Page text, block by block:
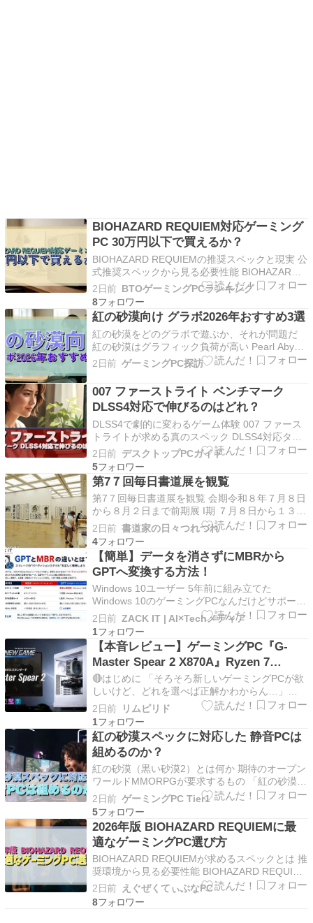
BIOHAZARD REQUIEM対応ゲーミング
PC 30万円以下で買えるか？
BIOHAZARD REQUIEMの推奨スペックと現実 公
式推奨スペックから見る必要性能 BIOHAZARD
REQUIEMは最新のREエンジン9を採用し、フォ
トリアルなグラフィックスと高度なレイトレーシ
ング表現を実現したタイトルとして注目を集めて
います。 公式が発表している推奨…
2日前 BTOゲーミングPCランキング
8
紅の砂漠向け グラボ2026年おすすめ3選
紅の砂漠をどのグラボで遊ぶか、それが問題だ
紅の砂漠はグラフィック負荷が高い Pearl Abyss
が手がける紅の砂漠は、オープンワールドアクシ
ョンRPGとして長らく注目を集めてきた作品で
す。 同スタジオの黒い砂漠で培ったグラフィッ
ク技術をさらに押し進めた本作は、広大なフィー
ルド…
2日前 ゲーミングPC探訪
007 ファーストライト ベンチマーク
DLSS4対応で伸びるのはどれ？
DLSS4で劇的に変わるゲーム体験 007 ファース
トライトが求める真のスペック DLSS4対応タイ
トルとして注目を集める007 ファーストライト
は、GeForce RTX 50シリーズで最も性能を発揮
するゲームの一つといえます。 従来のDLSS3ま
でとは異なり、DLSS4ではマ…
2日前 デスクトップPCガイド
5
第7７回毎日書道展を観覧
第7７回毎日書道展を観覧 会期令和８年７月８日
から８月２日まで前期展 I期 ７月８日から１３日
II期 ７月１５日から２０日 漢字、大字書、篆
刻、刻字後期展 I期 ７月２２日から２７日II期 ７
月２９日から８月２日かな、近代詩文書、前衛書
令和８年7月2３日、標記の毎日書道展を新国…
2日前 書道家の日々つれづれ
4
【簡単】データを消さずにMBRから
GPTへ変換する方法！
Windows 10ユーザー 5年前に組み立てた
Windows 10のゲーミングPCなんだけどサポート
期間延長でだましだまし使ってきたけどそろそろ
Windows 11にアップデートしようと思ったら対
応してないって出てきた。 Kotack(ZACK IT編集)
Windows 10…
2日前 ZACK IT | AI×Techメディア
1
【本音レビュー】ゲーミングPC『G-
Master Spear 2 X870A』Ryzen 7
9700X・RTX 5060 Ti (16GB)搭載。最強
スペックを誇るマジでヤバイ大人気おす
すめモデル【サイコム】
🔴はじめに 「そろそろ新しいゲーミングPCが欲
しいけど、どれを選べば正解かわからん…」
「買った後に『もっとスペック上げとけばよかっ
た』って後悔したくない！」 そんな悩みを抱え
てるそこの自分、ちょっと待った！✋✨ 今回紹
介するのは、あのBTO界の最高峰・サイコム
（Syc…
2日前
リムピリド
1
紅の砂漠スペックに対応した 静音PCは
組めるのか？
紅の砂漠（黒い砂漠2）とは何か 期待のオープン
ワールドMMORPGが要求するもの 「紅の砂漠」
は、黒い砂漠で知られるPearl Abyssが開発中の
オープンワールドアクションRPGです。 長年に
わたって開発情報が小出しにされてきたこのタイ
トルは、公開されているトレーラーやデモ映像…
2日前 ゲーミングPC Tier1
5
2026年版 BIOHAZARD REQUIEMに最
適なゲーミングPC選び方
BIOHAZARD REQUIEMが求めるスペックとは 推
奨環境から見る必要性能 BIOHAZARD REQUIEM
を快適にプレイするには、グラフィックボードに
GeForce RTX5070Ti以上、CPUにCore Ultra 7
265KまたはRyzen 7 9800X3Dク…
2日前 えぐぜくてぃぶなPC
8